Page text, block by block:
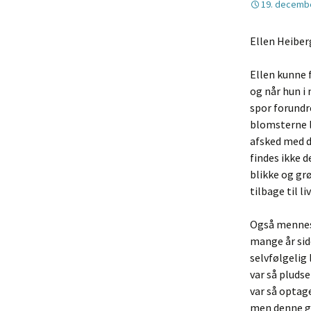
19.
Ellen
Ellen kunne
og når hun i
spor
blomsterne
afsked med
findes ikke
blikke og
tilbage til
Også
mange år
selvfølgelig
var så
var så
men denne